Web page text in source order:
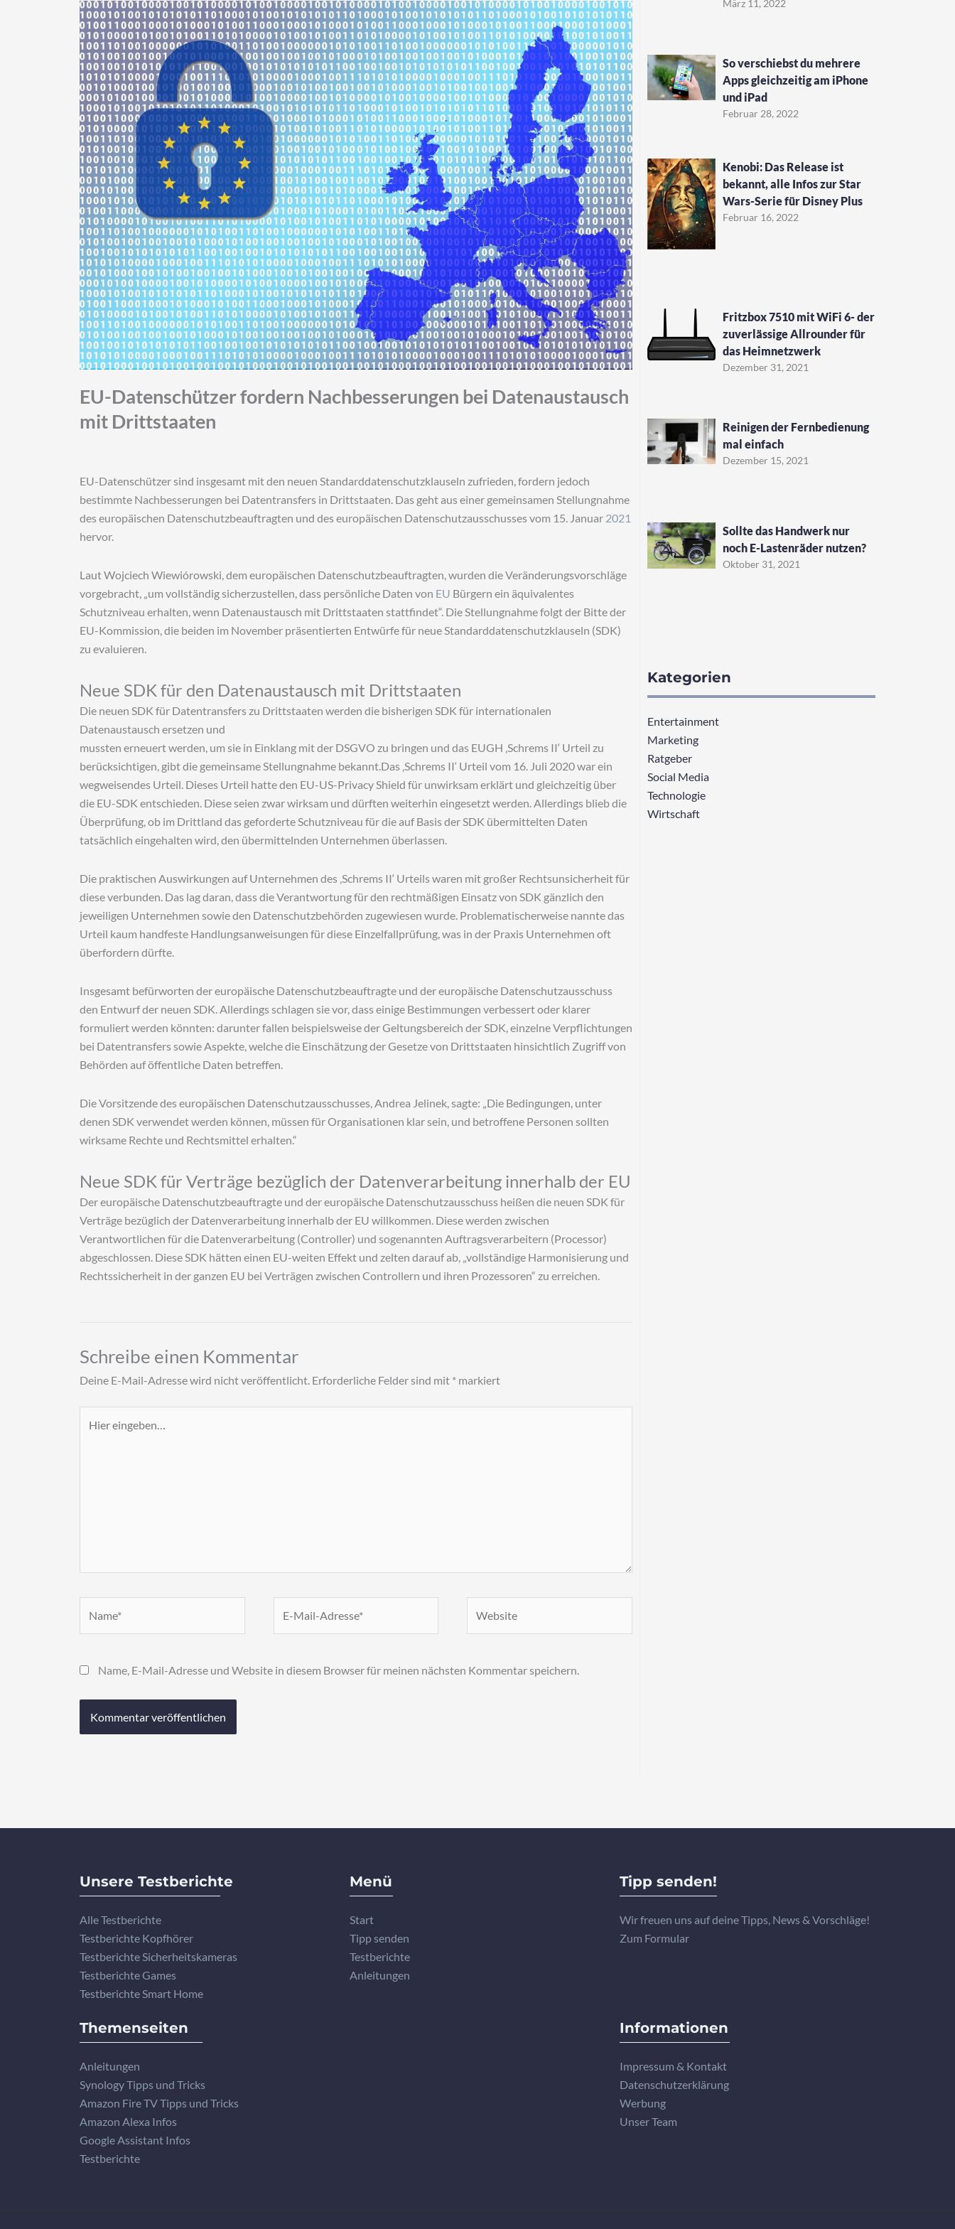
EU-Datenschützer fordern Nachbesserungen bei Datenaustausch
mit Drittstaaten
EU-Datenschützer sind insgesamt mit den neuen Standarddatenschutzklauseln zufrieden, fordern jedoch
bestimmte Nachbesserungen bei Datentransfers in Drittstaaten. Das geht aus einer gemeinsamen Stellungnahme
des europäischen Datenschutzbeauftragten und des europäischen Datenschutzausschusses vom 15. Januar 2021
hervor.
Laut Wojciech Wiewiórowski, dem europäischen Datenschutzbeauftragten, wurden die Veränderungsvorschläge
vorgebracht, „um vollständig sicherzustellen, dass persönliche Daten von EU Bürgern ein äquivalentes
Schutzniveau erhalten, wenn Datenaustausch mit Drittstaaten stattfindet“. Die Stellungnahme folgt der Bitte der
EU-Kommission, die beiden im November präsentierten Entwürfe für neue Standarddatenschutzklauseln (SDK)
zu evaluieren.
Neue SDK für den Datenaustausch mit Drittstaaten
Die neuen SDK für Datentransfers zu Drittstaaten werden die bisherigen SDK für internationalen
Datenaustausch ersetzen und
mussten erneuert werden, um sie in Einklang mit der DSGVO zu bringen und das EUGH ‚Schrems II‘ Urteil zu
berücksichtigen, gibt die gemeinsame Stellungnahme bekannt.Das ‚Schrems II‘ Urteil vom 16. Juli 2020 war ein
wegweisendes Urteil. Dieses Urteil hatte den EU-US-Privacy Shield für unwirksam erklärt und gleichzeitig über
die EU-SDK entschieden. Diese seien zwar wirksam und dürften weiterhin eingesetzt werden. Allerdings blieb die
Überprüfung, ob im Drittland das geforderte Schutzniveau für die auf Basis der SDK übermittelten Daten
tatsächlich eingehalten wird, den übermittelnden Unternehmen überlassen.
Die praktischen Auswirkungen auf Unternehmen des ‚Schrems II‘ Urteils waren mit großer Rechtsunsicherheit für
diese verbunden. Das lag daran, dass die Verantwortung für den rechtmäßigen Einsatz von SDK gänzlich den
jeweiligen Unternehmen sowie den Datenschutzbehörden zugewiesen wurde. Problematischerweise nannte das
Urteil kaum handfeste Handlungsanweisungen für diese Einzelfallprüfung, was in der Praxis Unternehmen oft
überfordern dürfte.
Insgesamt befürworten der europäische Datenschutzbeauftragte und der europäische Datenschutzausschuss
den Entwurf der neuen SDK. Allerdings schlagen sie vor, dass einige Bestimmungen verbessert oder klarer
formuliert werden könnten: darunter fallen beispielsweise der Geltungsbereich der SDK, einzelne Verpflichtungen
bei Datentransfers sowie Aspekte, welche die Einschätzung der Gesetze von Drittstaaten hinsichtlich Zugriff von
Behörden auf öffentliche Daten betreffen.
Die Vorsitzende des europäischen Datenschutzausschusses, Andrea Jelinek, sagte: „Die Bedingungen, unter
denen SDK verwendet werden können, müssen für Organisationen klar sein, und betroffene Personen sollten
wirksame Rechte und Rechtsmittel erhalten.“
Neue SDK für Verträge bezüglich der Datenverarbeitung innerhalb der EU
Der europäische Datenschutzbeauftragte und der europäische Datenschutzausschuss heißen die neuen SDK für
Verträge bezüglich der Datenverarbeitung innerhalb der EU willkommen. Diese werden zwischen
Verantwortlichen für die Datenverarbeitung (Controller) und sogenannten Auftragsverarbeitern (Processor)
abgeschlossen. Diese SDK hätten einen EU-weiten Effekt und zelten darauf ab, „vollständige Harmonisierung und
Rechtssicherheit in der ganzen EU bei Verträgen zwischen Controllern und ihren Prozessoren“ zu erreichen.
Schreibe einen Kommentar
Deine E-Mail-Adresse wird nicht veröffentlicht. Erforderliche Felder sind mit * markiert
eingeben…
Mail-
Name, E-Mail-Adresse und Website in diesem Browser für meinen nächsten Kommentar speichern.
März 11, 2022
So verschiebst du mehrere
Apps gleichzeitig am iPhone
und iPad
Februar 28, 2022
Kenobi: Das Release ist
bekannt, alle Infos zur Star
Wars-Serie für Disney Plus
Februar 16, 2022
Fritzbox 7510 mit WiFi 6- der
zuverlässige Allrounder für
das Heimnetzwerk
Dezember 31, 2021
Reinigen der Fernbedienung
mal einfach
Dezember 15, 2021
Sollte das Handwerk nur
noch E-Lastenräder nutzen?
Oktober 31, 2021
Kategorien
Entertainment
Marketing
Ratgeber
Social Media
Technologie
Wirtschaft
Unsere Testberichte
Alle Testberichte
Testberichte Kopfhörer
Testberichte Sicherheitskameras
Testberichte Games
Testberichte Smart Home
Menü
Start
Tipp senden
Testberichte
Anleitungen
Tipp senden!
Wir freuen uns auf deine Tipps, News & Vorschläge!
Zum Formular
Themenseiten
Anleitungen
Synology Tipps und Tricks
Amazon Fire TV Tipps und Tricks
Amazon Alexa Infos
Google Assistant Infos
Testberichte
Informationen
Impressum & Kontakt
Datenschutzerklärung
Werbung
Unser Team